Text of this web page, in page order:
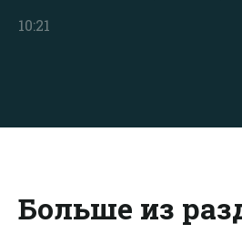
10:21
Больше из